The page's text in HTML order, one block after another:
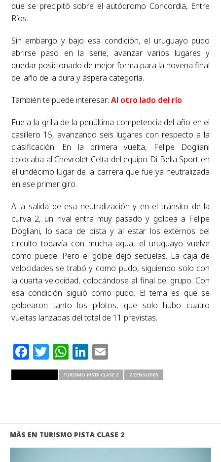
que se precipitó sobre el autódromo Concordia, Entre
Ríos.
Sin embargo y bajo esa condición, el uruguayo pudo
abrirse paso en la serie, avanzar varios lugares y
quedar posicionado de mejor forma para la novena final
del año de la dura y áspera categoría.
También te puede interesar: Al otro lado del río
Fue a la grilla de la penúltima competencia del año en el
casillero 15, avanzando seis lugares con respecto a la
clasificación. En la primera vuelta, Felipe Dogliani
colocaba al Chevrolet Celta del equipo Di Bella Sport en
el undécimo lugar de la carrera que fue ya neutralizada
en ese primer giro.
A la salida de esa neutralización y en el tránsito de la
curva 2, un rival entra muy pasado y golpea a Felipe
Dogliani, lo saca de pista y al estar los externos del
circuito todavía con mucha agua, el uruguayo vuelve
como puede. Pero el golpe dejó secuelas. La caja de
velocidades se trabó y como pudo, siguiendo solo con
la cuarta velocidad, colocándose al final del grupo. Con
esa condición siguió como pudo. El tema es que se
golpearon tanto los pilotos, que solo hubo cuatro
vueltas lanzadas del total de 11 previstas.
Facebook
Twitter
WhatsApp
LinkedIn
Email
TURISMO PISTA CLASE 2 ZZENSLIDER
MÁS EN TURISMO PISTA CLASE 2